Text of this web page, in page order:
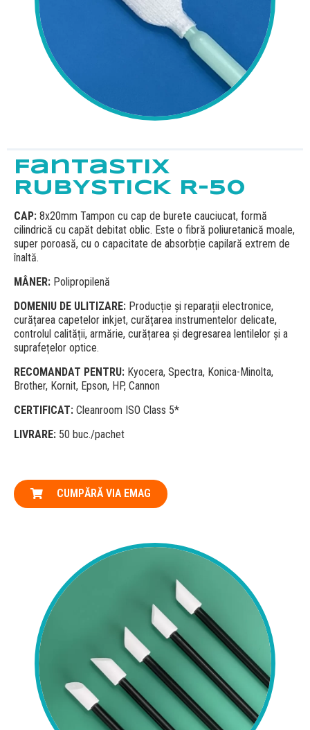
Fantastix
RUBYSTICK R-50
CAP: 8x20mm Tampon cu cap de burete cauciucat, formă
cilindrică cu capăt debitat oblic. Este o fibră poliuretanică moale,
super poroasă, cu o capacitate de absorbție capilară extrem de
înaltă.
MÂNER: Polipropilenă
DOMENIU DE ULITIZARE: Producție și reparații electronice,
curățarea capetelor inkjet, curățarea instrumentelor delicate,
controlul calității, armărie, curățarea și degresarea lentilelor și a
suprafețelor optice.
RECOMANDAT PENTRU: Kyocera, Spectra, Konica-Minolta,
Brother, Kornit, Epson, HP, Cannon
CERTIFICAT: Cleanroom ISO Class 5*
LIVRARE: 50 buc./pachet
CUMPĂRĂ VIA EMAG